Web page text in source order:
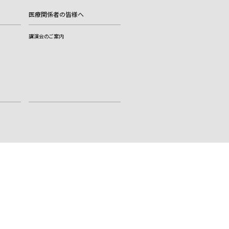
医療関係者の皆様へ
講演会のご案内